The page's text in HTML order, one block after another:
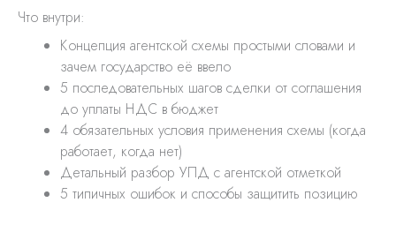
Что внутри:
Концепция агентской схемы простыми словами и
зачем государство её ввело
5 последовательных шагов сделки от соглашения
до уплаты НДС в бюджет
4 обязательных условия применения схемы (когда
работает, когда нет)
Детальный разбор УПД с агентской отметкой
5 типичных ошибок и способы защитить позицию